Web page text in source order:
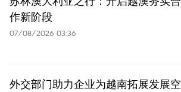
作新阶段
07/08/2026 03:36
外交部门助力企业为越南拓展发展空